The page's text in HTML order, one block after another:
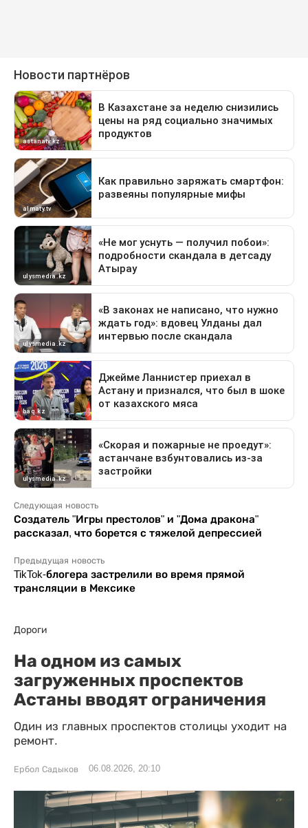
Следующая новость
Создатель "Игры престолов" и "Дома дракона"
рассказал, что борется с тяжелой депрессией
Предыдущая новость
TikTok-блогера застрелили во время прямой
трансляции в Мексике
Дороги
На одном из самых
загруженных проспектов
Астаны вводят ограничения
Один из главных проспектов столицы уходит на
ремонт.
Ербол Садыков 06.08.2026, 20:10